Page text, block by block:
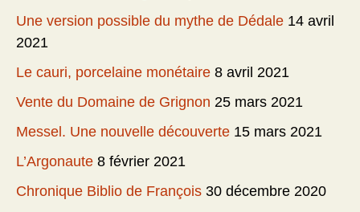
Une version possible du mythe de Dédale 14 avril
2021
Le cauri, porcelaine monétaire 8 avril 2021
Vente du Domaine de Grignon 25 mars 2021
Messel. Une nouvelle découverte 15 mars 2021
L’Argonaute 8 février 2021
Chronique Biblio de François 30 décembre 2020